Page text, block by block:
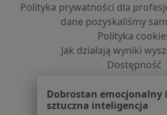
Polityka prywatności dla
dane pozyskaliśmy
Polityka
Jak działają wyniki
Dostępność
Praca
Partnerzy
Dobrostan emocjonalny i
sztuczna inteligencja